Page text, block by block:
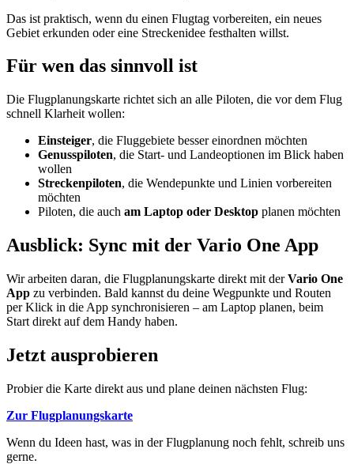
Das ist praktisch, wenn du einen Flugtag vorbereiten, ein neues
Gebiet erkunden oder eine Streckenidee festhalten willst.
Für wen das sinnvoll ist
Die Flugplanungskarte richtet sich an alle Piloten, die vor dem Flug
schnell Klarheit wollen:
Einsteiger, die Fluggebiete besser einordnen möchten
Genusspiloten, die Start- und Landeoptionen im Blick haben
wollen
Streckenpiloten, die Wendepunkte und Linien vorbereiten
möchten
Piloten, die auch am Laptop oder Desktop planen möchten
Ausblick: Sync mit der Vario One App
Wir arbeiten daran, die Flugplanungskarte direkt mit derVario One
App zu verbinden. Bald kannst du deine Wegpunkte und Routen
per Klick in die App synchronisieren – am Laptop planen, beim
Start direkt auf dem Handy haben.
Jetzt ausprobieren
Probier die Karte direkt aus und plane deinen nächsten Flug:
Zur Flugplanungskarte
Wenn du Ideen hast, was in der Flugplanung noch fehlt, schreib uns
gerne.